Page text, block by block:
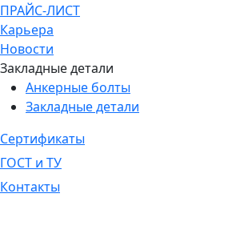
ПРАЙС-ЛИСТ
Карьера
Новости
Закладные детали
Анкерные болты
Закладные детали
Сертификаты
ГОСТ и ТУ
Контакты